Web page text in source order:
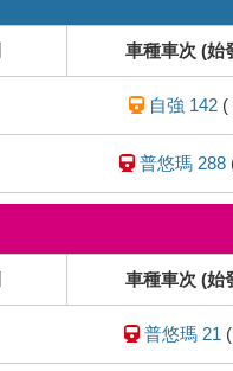
車種車次 (
自強 142 (
普悠瑪 288
車種車次 (
普悠瑪 21 (